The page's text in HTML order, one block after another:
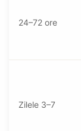
24–72 ore
Zilele 3–7